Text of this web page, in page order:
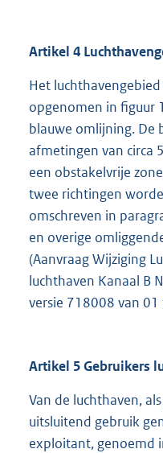
Artikel 4
Het
opgenomen in figuur
blauwe omlijning. De
afmetingen van circa
een obstakelvrije
twee richtingen
omschreven in
en overige
(Aanvraag Wijziging
luchthaven Kanaal B
versie 718008 van
Artikel 5 Gebruikers
Van de luchthaven,
uitsluitend gebruik
exploitant, genoemd